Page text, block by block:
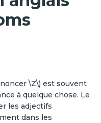
\Z\) est souvent
à quelque chose. Le
les adjectifs
dans les